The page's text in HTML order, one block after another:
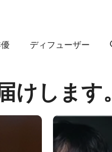
ディフューザー
します。